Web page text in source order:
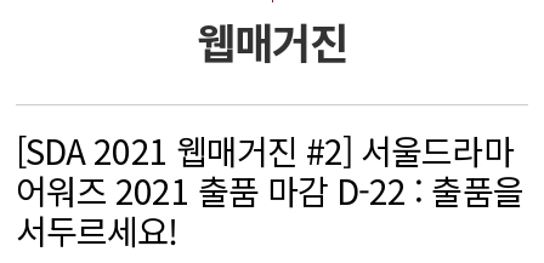
웹매거진
[SDA 2021 웹매거진 #2] 서울드라마
어워즈 2021 출품 마감 D-22 : 출품을
서두르세요!